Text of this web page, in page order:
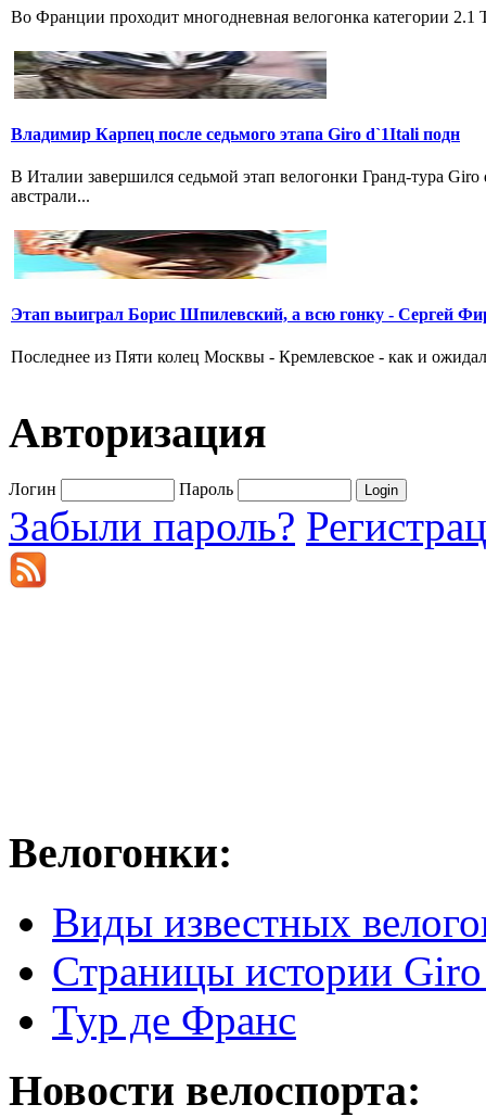
Во Франции проходит многодневная велогонка категории
Владимир Карпец после седьмого этапа Giro d`1Itali подн
В Италии завершился седьмой этап велогонки Гранд-тура
австрали...
Этап выиграл Борис Шпилевский, а всю гонку - Сергей
Последнее из Пяти колец Москвы - Кремлевское - как и
Авторизация
Логин Пароль
Забыли пароль?
Велогонки:
Виды известных
Страницы истории
Тур де Франс
Новости велоспорта: